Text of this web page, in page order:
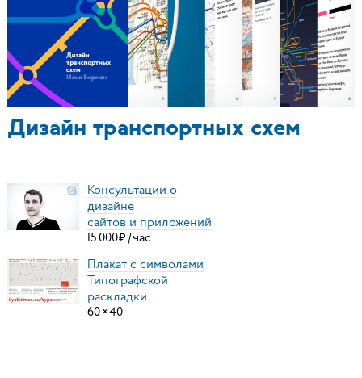
Дизайн транспортных схем
Консультации о
дизайне
сайтов и приложений
15000₽ /час
Плакат с символами
Типографской
раскладки
60×40